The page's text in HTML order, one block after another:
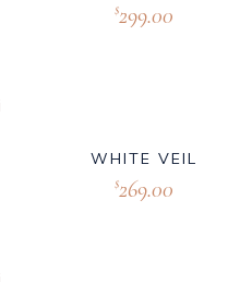
$299.00
WHITE VEIL
$269.00